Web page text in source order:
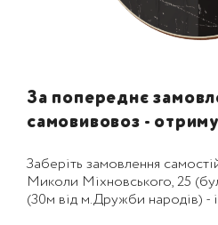
За попереднє
самовивовоз -
Заберіть замовлення
Миколи Міхновського, 25
(30м від м.Дружби народів) -